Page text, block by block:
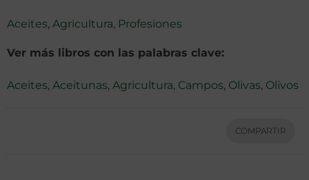
Aceites, Agricultura, Profesiones
Ver más libros con las palabras clave:
Aceites, Aceitunas, Agricultura, Campos, Olivas, Olivos
COMPARTIR